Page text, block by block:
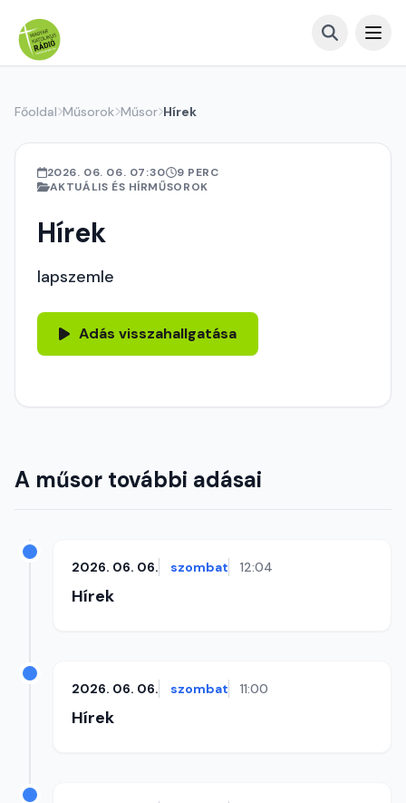
Főoldal Műsorok Műsor Hírek
2026. 06. 06. 07:30
9 PERC
AKTUÁLIS ÉS HÍRMŰSOROK
Hírek
lapszemle
Adás visszahallgatása
A műsor további adásai
2026. 06. 06. szombat 12:04
Hírek
2026. 06. 06. szombat 11:00
Hírek